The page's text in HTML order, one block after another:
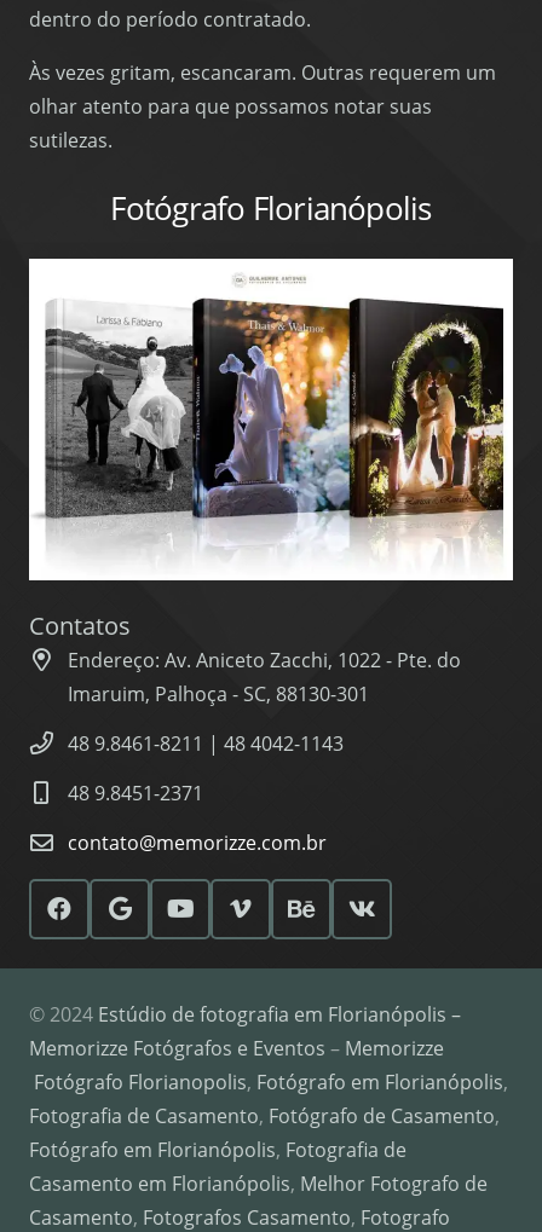
dentro do período contratado.
Às vezes gritam, escancaram. Outras requerem um
olhar atento para que possamos notar suas
sutilezas.
Fotógrafo Florianópolis
Contatos
Endereço: Av. Aniceto Zacchi, 1022 - Pte. do
Imaruim, Palhoça - SC, 88130-301
48 9.8461-8211 | 48 4042-1143
48 9.8451-2371
contato@memorizze.com.br
© 2024 Estúdio de fotografia em Florianópolis –
Memorizze Fotógrafos e Eventos – Memorizze
Fotógrafo Florianopolis, Fotógrafo em Florianópolis,
Fotografia de Casamento, Fotógrafo de Casamento,
Fotógrafo em Florianópolis, Fotografia de
Casamento em Florianópolis, Melhor Fotografo de
Casamento, Fotografos Casamento, Fotografo